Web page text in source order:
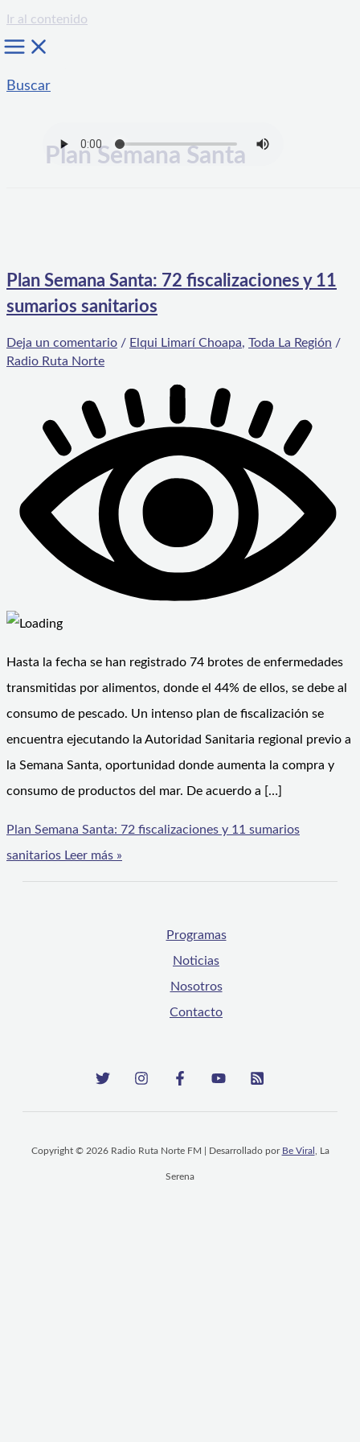
Ir al contenido
Buscar
Plan Semana Santa
Plan Semana Santa: 72 fiscalizaciones y 11
sumarios sanitarios
Deja un comentario / Elqui Limarí Choapa, Toda La Región /
Radio Ruta Norte
Hasta la fecha se han registrado 74 brotes de enfermedades
transmitidas por alimentos, donde el 44% de ellos, se debe al
consumo de pescado. Un intenso plan de fiscalización se
encuentra ejecutando la Autoridad Sanitaria regional previo a
la Semana Santa, oportunidad donde aumenta la compra y
consumo de productos del mar. De acuerdo a […]
Plan Semana Santa: 72 fiscalizaciones y 11 sumarios
sanitarios Leer más »
Programas
Noticias
Nosotros
Contacto
Copyright © 2026 Radio Ruta Norte FM | Desarrollado por Be Viral , La
Serena